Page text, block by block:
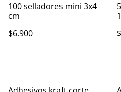
100 selladores mini 3x4
cm
$6.900